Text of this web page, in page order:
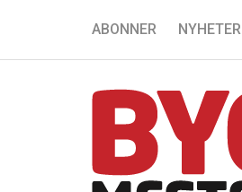
ABONNER NYHETER